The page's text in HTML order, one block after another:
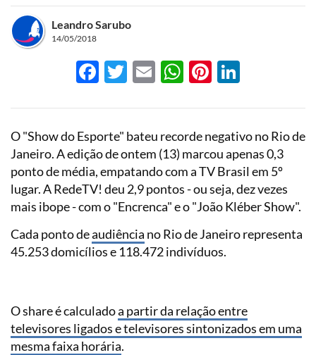
Leandro Sarubo
14/05/2018
Facebook
Twitter
EmailWhatsApp
Pinterest
O "Show do Esporte" bateu recorde negativo no Rio de
Janeiro. A edição de ontem (13) marcou apenas 0,3
ponto de média, empatando com a TV Brasil em 5º
lugar. A RedeTV! deu 2,9 pontos - ou seja, dez vezes
mais ibope - com o "Encrenca" e o "João Kléber Show".
Cada ponto deaudiência no Rio de Janeiro representa
45.253 domicílios e 118.472 indivíduos.
O share é calculadoa partir da relação entre
televisores ligados e televisores sintonizados em uma
mesma faixa horária.